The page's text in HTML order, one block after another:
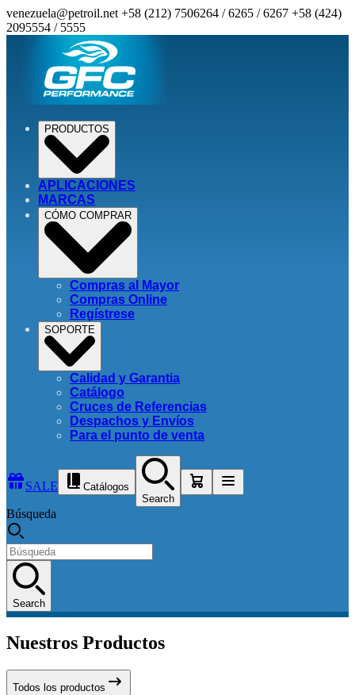
venezuela@petroil.net +58 (212) 7506264 / 6265 / 6267 +58 (424)
2095554 / 5555
PRODUCTOS
APLICACIONES
MARCAS
CÓMO COMPRAR
Compras al Mayor
Compras Online
Regístrese
SOPORTE
Calidad y Garantia
Catálogo
Cruces de Referencias
Despachos y Envíos
Para el punto de venta
SALE
Catálogos
Search
Búsqueda
Search
Nuestros Productos
Todos los productos